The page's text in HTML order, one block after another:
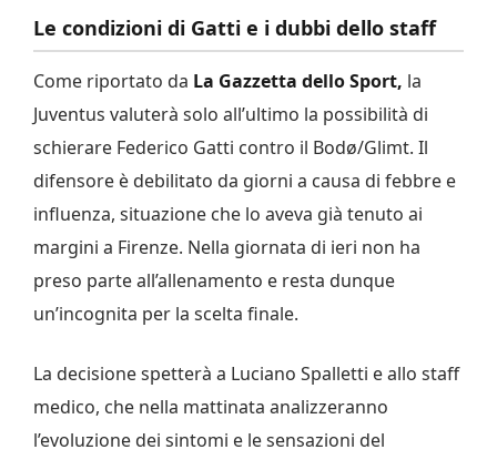
Le condizioni di Gatti e i dubbi dello staff
Come riportato da La Gazzetta dello Sport, la
Juventus valuterà solo all’ultimo la possibilità di
schierare Federico Gatti contro il Bodø/Glimt. Il
difensore è debilitato da giorni a causa di febbre e
influenza, situazione che lo aveva già tenuto ai
margini a Firenze. Nella giornata di ieri non ha
preso parte all’allenamento e resta dunque
un’incognita per la scelta finale.
La decisione spetterà a Luciano Spalletti e allo staff
medico, che nella mattinata analizzeranno
l’evoluzione dei sintomi e le sensazioni del